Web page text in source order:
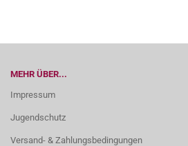
MEHR ÜBER...
Impressum
Jugendschutz
Versand- & Zahlungsbedingungen